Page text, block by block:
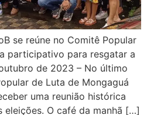
se reúne no Comitê Popular
participativo para resgatar a
de 2023 – No último
de Luta de Mongaguá
uma reunião histórica
eleições. O café da manhã […]